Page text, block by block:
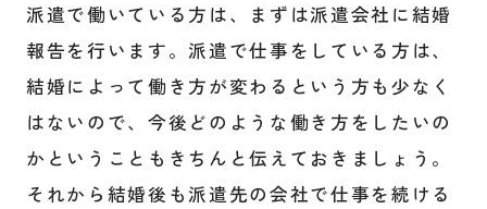
派遣で働いている方は、まずは派遣会社に結婚
報告を行います。派遣で仕事をしている方は、
結婚によって働き方が変わるという方も少なく
はないので、今後どのような働き方をしたいの
かということもきちんと伝えておきましょう。
それから結婚後も派遣先の会社で仕事を続ける